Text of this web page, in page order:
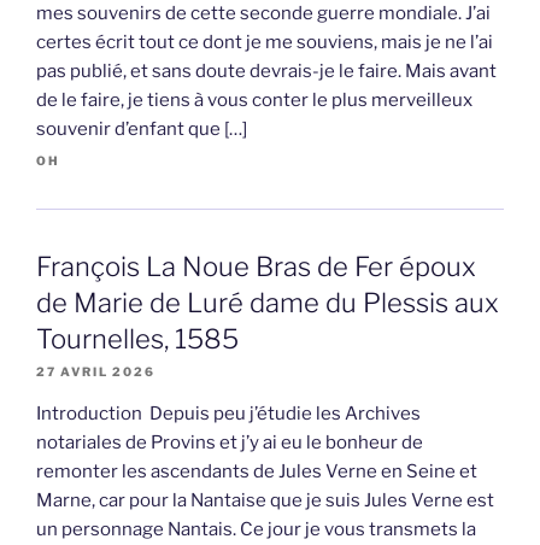
mes souvenirs de cette seconde guerre mondiale. J’ai
certes écrit tout ce dont je me souviens, mais je ne l’ai
pas publié, et sans doute devrais-je le faire. Mais avant
de le faire, je tiens à vous conter le plus merveilleux
souvenir d’enfant que […]
OH
François La Noue Bras de Fer époux
de Marie de Luré dame du Plessis aux
Tournelles, 1585
27 AVRIL 2026
Introduction Depuis peu j’étudie les Archives
notariales de Provins et j’y ai eu le bonheur de
remonter les ascendants de Jules Verne en Seine et
Marne, car pour la Nantaise que je suis Jules Verne est
un personnage Nantais. Ce jour je vous transmets la